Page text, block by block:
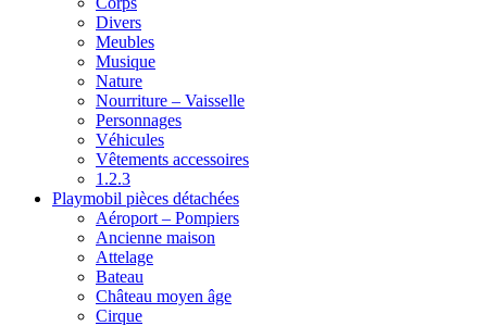
Divers
Meubles
Musique
Nature
Nourriture – Vaisselle
Personnages
Véhicules
Vêtements accessoires
1.2.3
Playmobil pièces détachées
Aéroport – Pompiers
Ancienne maison
Attelage
Bateau
Château moyen âge
Cirque